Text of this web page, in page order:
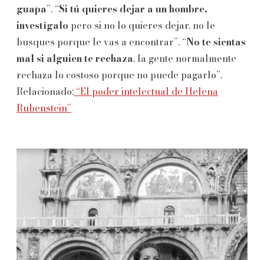
guapa”. “Si tú quieres dejar a un hombre,
investígalo pero si no lo quieres dejar, no le
busques porque le vas a encontrar”. “No te sientas
mal si alguien te rechaza, la gente normalmente
rechaza lo costoso porque no puede pagarlo”.
Relacionado: “El poder intelectual de Helena
Rubenstein”